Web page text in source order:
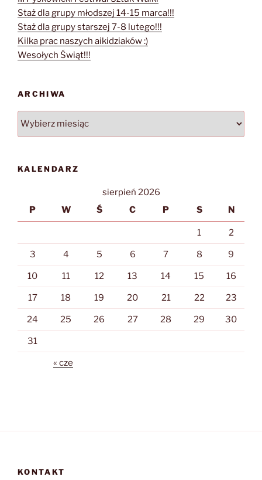
Staż dla grupy młodszej 14-15 marca!!!
Staż dla grupy starszej 7-8 lutego!!!
Kilka prac naszych aikidziaków :)
Wesołych Świąt!!!
ARCHIWA
Archiwa
KALENDARZ
sierpień 2026
P
W Ś C P S N
1 2
3 4 5 6 7 8 9
10 11 12 13 14 15 16
17 18 19 20 21 22 23
24 25 26 27 28 29 30
31
« cze
KONTAKT